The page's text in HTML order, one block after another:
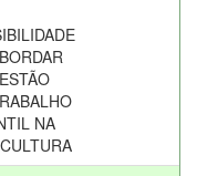
NA